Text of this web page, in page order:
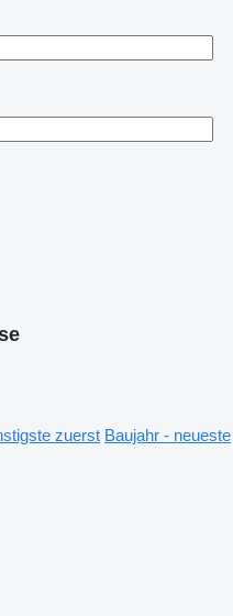
zuerst Baujahr - neueste